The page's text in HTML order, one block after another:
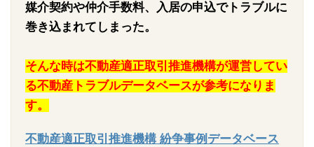
媒介契約や仲介手数料、入居の申込でトラブルに
巻き込まれてしまった。
そんな時は不動産適正取引推進機構が運営してい
る不動産トラブルデータベースが参考になりま
す。
不動産適正取引推進機構 紛争事例データベース